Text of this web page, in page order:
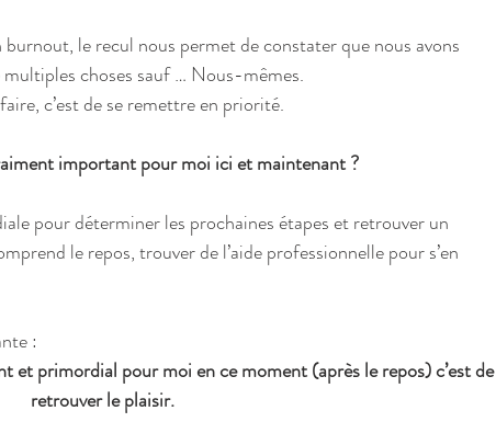
le recul nous permet de constater que nous avons
choses sauf … Nous-mêmes.
c’est de se remettre en priorité.
important pour moi ici et maintenant ?
pour déterminer les prochaines étapes et retrouver un
le repos, trouver de l’aide professionnelle pour s’en
:
et primordial pour moi en ce moment (après le repos) c’est de
retrouver le plaisir.